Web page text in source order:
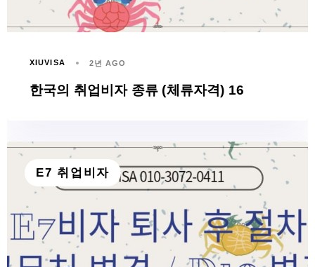
XIUVISA 2년 AGO
한국의 취업비자 종류 (체류자격) 16
E7 취업비자